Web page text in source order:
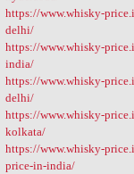
https://www.whisky-
delhi/
https://www.whisky-
india/
https://www.whisky-
delhi/
https://www.whisky-
kolkata/
https://www.whisky-
price-in-india/